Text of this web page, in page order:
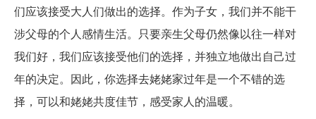
们应该接受大人们做出的选择。作为子女，我们并不能干
涉父母的个人感情生活。只要亲生父母仍然像以往一样对
我们好，我们应该接受他们的选择，并独立地做出自己过
年的决定。因此，你选择去姥姥家过年是一个不错的选
择，可以和姥姥共度佳节，感受家人的温暖。